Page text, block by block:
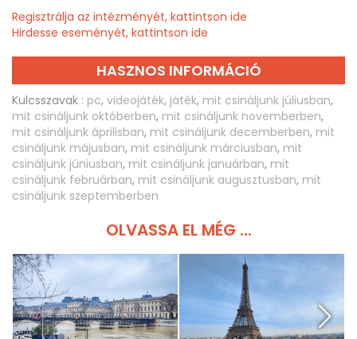
Regisztrálja az intézményét, kattintson ide
Hirdesse eseményét, kattintson ide
HASZNOS INFORMÁCIÓ
Kulcsszavak : pc, videojáték, játék, mit csináljunk júliusban,
mit csináljunk októberben, mit csináljunk novemberben,
mit csináljunk áprilisban, mit csináljunk decemberben, mit
csináljunk májusban, mit csináljunk márciusban, mit
csináljunk júniusban, mit csináljunk januárban, mit
csináljunk februárban, mit csináljunk augusztusban, mit
csináljunk szeptemberben
OLVASSA EL MÉG ...